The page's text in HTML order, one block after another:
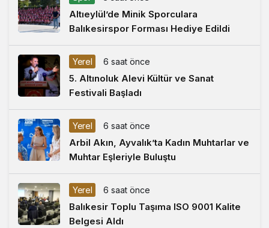
Altıeylül’de Minik Sporculara
Balıkesirspor Forması Hediye Edildi
Yerel 6 saat önce
5. Altınoluk Alevi Kültür ve Sanat
Festivali Başladı
Yerel 6 saat önce
Arbil Akın, Ayvalık’ta Kadın Muhtarlar ve
Muhtar Eşleriyle Buluştu
Yerel 6 saat önce
Balıkesir Toplu Taşıma ISO 9001 Kalite
Belgesi Aldı